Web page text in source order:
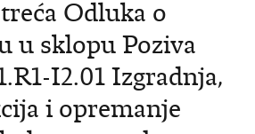
Odluka o
u sklopu Poziva
I2.01 Izgradnja,
i opremanje